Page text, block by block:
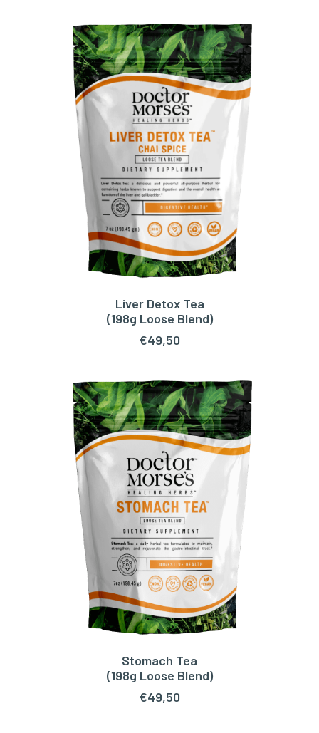
TOEVOEGEN AAN WINKELWAGEN
Liver Detox Tea
(198g Loose Blend)
€49,50
TOEVOEGEN AAN WINKELWAGEN
Stomach Tea
(198g Loose Blend)
€49,50